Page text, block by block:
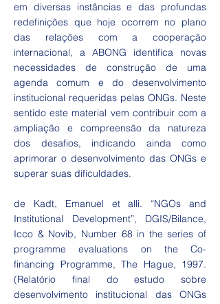
em diversas instâncias e das profundas
redefinições que hoje ocorrem no plano
das relações com a cooperação
internacional, a ABONG identifica novas
necessidades de construção de uma
agenda comum e do desenvolvimento
institucional requeridas pelas ONGs. Neste
sentido este material vem contribuir com a
ampliação e compreensão da natureza
dos desafios, indicando ainda como
aprimorar o desenvolvimento das ONGs e
superar suas dificuldades.
de Kadt, Emanuel et alli. “NGOs and
Institutional Development”, DGIS/Bilance,
Icco & Novib, Number 68 in the series of
programme evaluations on the Co-
financing Programme, The Hague, 1997.
(Relatório final do estudo sobre
desenvolvimento institucional das ONGs